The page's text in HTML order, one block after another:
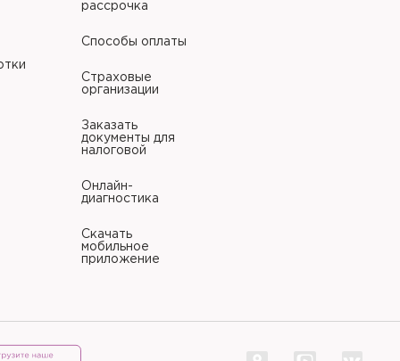
рассрочка
Способы оплаты
Страховые
организации
Заказать
документы для
налоговой
Онлайн-
диагностика
Скачать
мобильное
приложение